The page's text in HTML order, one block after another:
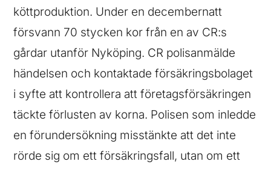
köttproduktion. Under en decembernatt
försvann 70 stycken kor från en av CR:s
gårdar utanför Nyköping. CR polisanmälde
händelsen och kontaktade försäkringsbolaget
i syfte att kontrollera att företagsförsäkringen
täckte förlusten av korna. Polisen som inledde
en förundersökning misstänkte att det inte
rörde sig om ett försäkringsfall, utan om ett